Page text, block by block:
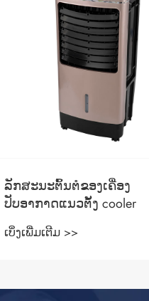
Sandie ຄູ່ແຝດ: Tub: ມີອໍານາ
ແລະເຄື່ອງຊັກຜ້າທີ່ມີອໍານາດ
ສະຖານທີ່ສໍາລັບເຮືອນຂອງທ່
ເບິ່ງເພີ່ມເຕີມ >>